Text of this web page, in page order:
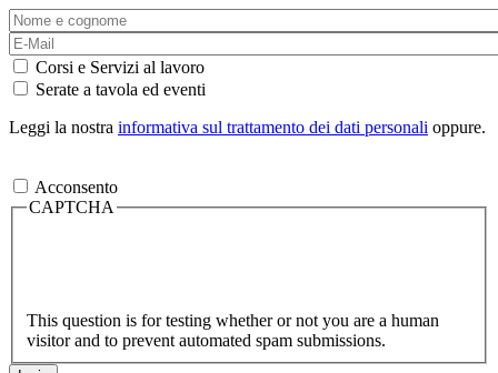
Corsi e Servizi al lavoro
Serate a tavola ed eventi
Leggi la nostra informativa sul trattamento dei dati personali oppure.
Acconsento
CAPTCHA
This question is for testing whether or not you are a human
visitor and to prevent automated spam submissions.